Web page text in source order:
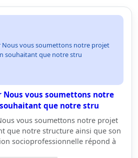
Nous vous soumettons notre projet
souhaitant que notre stru
Nous vous soumettons notre
que notre stru
vous soumettons notre projet
que notre structure ainsi que son
socioprofessionnelle répond à